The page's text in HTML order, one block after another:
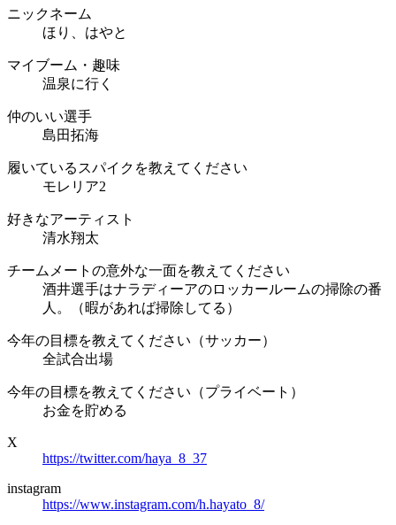
ニックネーム
ほり、はやと
マイブーム・趣味
温泉に行く
仲のいい選手
島田拓海
履いているスパイクを教えてください
モレリア2
好きなアーティスト
清水翔太
チームメートの意外な一面を教えてください
酒井選手はナラディーアのロッカールームの掃除の番
人。（暇があれば掃除してる）
今年の目標を教えてください（サッカー）
全試合出場
今年の目標を教えてください（プライベート）
お金を貯める
X
https://twitter.com/haya_8_37
instagram
https://www.instagram.com/h.hayato_8/